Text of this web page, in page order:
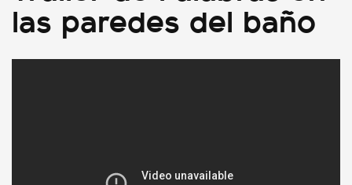
las paredes del baño